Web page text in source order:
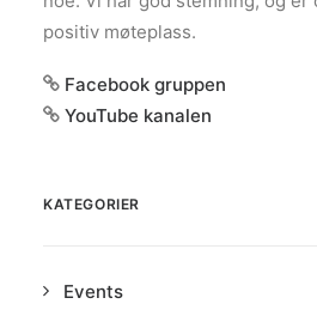
positiv møteplass.
Facebook gruppen
YouTube kanalen
KATEGORIER
Events